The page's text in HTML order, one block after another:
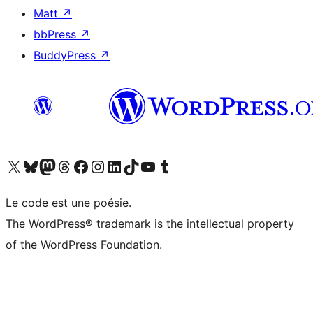
Matt ↗
bbPress ↗
BuddyPress ↗
Visitez notre compte X (précédemment Twitter)
Visiter notre compte Bluesky
Visiter notre compte Mastodon
Visiter notre compte Threads
Consulter notre compte Facebook
Consulter notre compte Instagram
Consulter notre compte LinkedIn
Visiter notre compte TokTok
Visiter notre chaîne YouTube
Visiter notre compte Tumblr
Le code est une poésie.
The WordPress® trademark is the intellectual property
of the WordPress Foundation.